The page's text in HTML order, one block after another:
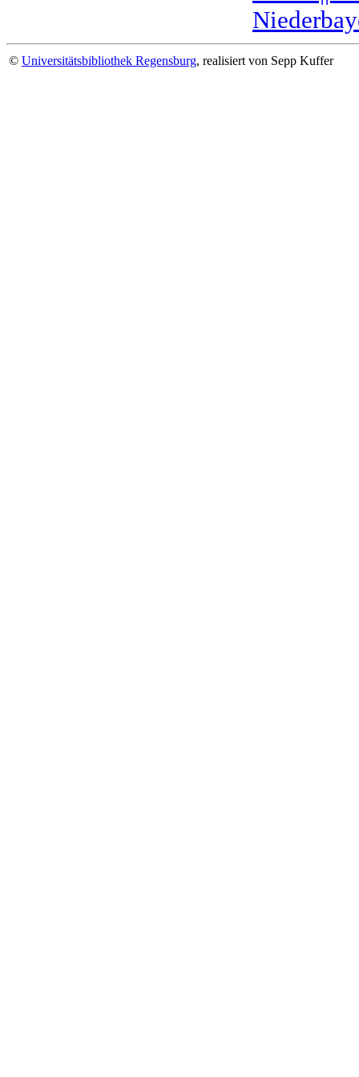
© Universitätsbibliothek Regensburg, realisiert von Sepp Kuffer